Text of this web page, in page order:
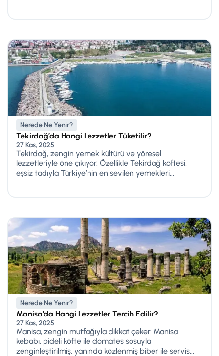
Nerede Ne Yenir?
Tekirdağ’da Hangi Lezzetler Tüketilir?
27 Kas, 2025
Tekirdağ, zengin yemek kültürü ve yöresel
lezzetleriyle öne çıkıyor. Özellikle Tekirdağ köftesi,
eşsiz tadıyla Türkiye’nin en sevilen yemekleri...
Nerede Ne Yenir?
Manisa’da Hangi Lezzetler Tercih Edilir?
27 Kas, 2025
Manisa, zengin mutfağıyla dikkat çeker. Manisa
kebabı, pideli köfte ile domates sosuyla
zenginleştirilmiş, yanında közlenmiş biber ile servis...